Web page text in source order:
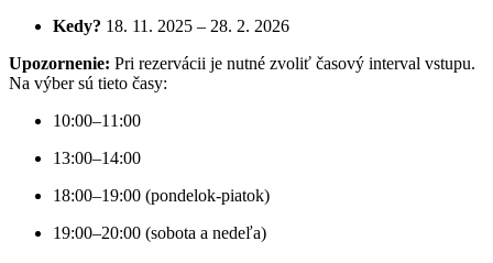
Kedy? 18. 11. 2025 – 28. 2. 2026
Upozornenie: Pri rezervácii je nutné zvoliť časový interval vstupu.
Na výber sú tieto časy:
10:00–11:00
13:00–14:00
18:00–19:00 (pondelok-piatok)
19:00–20:00 (sobota a nedeľa)